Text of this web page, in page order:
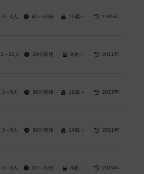
3～4人 40～60分 10歳～ 1995年
3～12人 30分前後 8歳～ 2011年
3～8人 30分前後 10歳～ 2017年
3～6人 30分前後 14歳～ 2021年
3～5人 20～30分 8歳～ 2019年